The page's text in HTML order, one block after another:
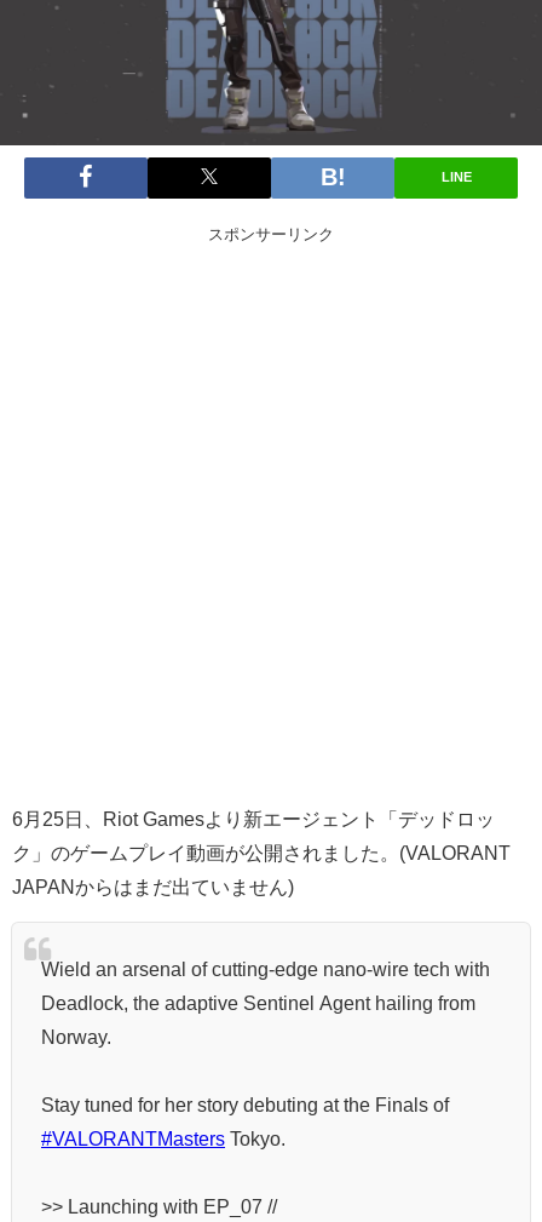
LINE
スポンサーリンク
6月25日、Riot Gamesより新エージェント「デッドロッ
ク」のゲームプレイ動画が公開されました。(VALORANT
JAPANからはまだ出ていません)
Wield an arsenal of cutting-edge nano-wire tech with
Deadlock, the adaptive Sentinel Agent hailing from
Norway.
Stay tuned for her story debuting at the Finals of
#VALORANTMasters Tokyo.
>> Launching with EP_07 //